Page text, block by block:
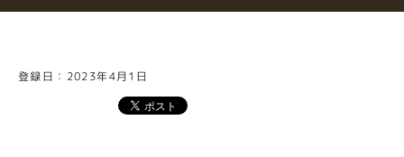
登録日：2023年4月1日